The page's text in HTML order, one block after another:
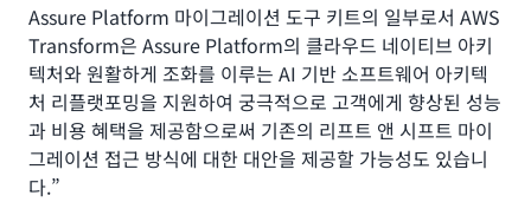
Assure Platform 마이그레이션 도구 키트의 일부로서 AWS
Transform은 Assure Platform의 클라우드 네이티브 아키
텍처와 원활하게 조화를 이루는 AI 기반 소프트웨어 아키텍
처 리플랫포밍을 지원하여 궁극적으로 고객에게 향상된 성능
과 비용 혜택을 제공함으로써 기존의 리프트 앤 시프트 마이
그레이션 접근 방식에 대한 대안을 제공할 가능성도 있습니
다.”